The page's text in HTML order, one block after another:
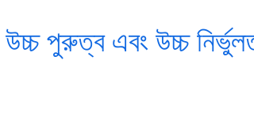
উচ্চ পুরুত্ব এবং উচ্চ